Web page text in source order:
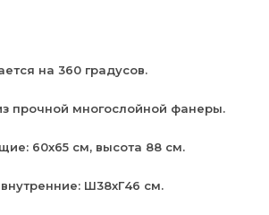
на 360 градусов.
прочной многослойной фанеры.
60х65 см, высота 88 см.
Ш38хГ46 см.